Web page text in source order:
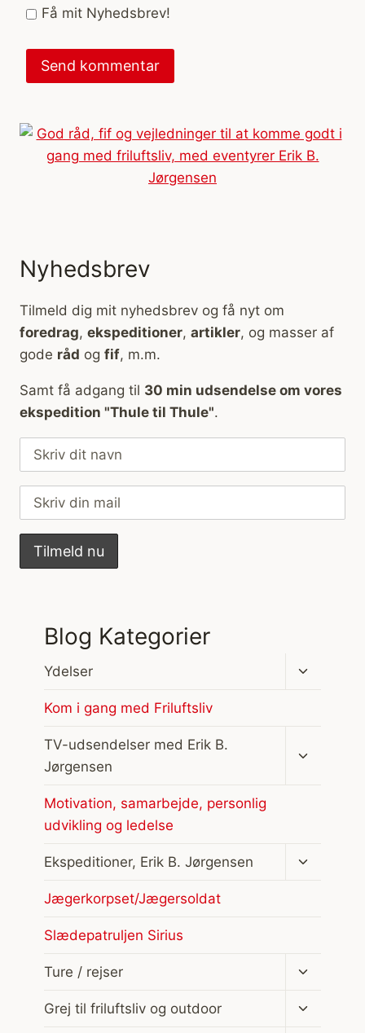
Få mit Nyhedsbrev!
Nyhedsbrev
Tilmeld dig mit nyhedsbrev og få nyt om
foredrag, ekspeditioner, artikler, og masser af
gode råd og fif, m.m.
Samt få adgang til 30 min udsendelse om vores
ekspedition "Thule til Thule".
Blog Kategorier
Ydelser
Skift
Kom i gang med Friluftsliv
TV-udsendelser med Erik B.
Jørgensen
Motivation, samarbejde, personlig
udvikling og ledelse
Ekspeditioner, Erik B. Jørgensen
Skift
Jægerkorpset/Jægersoldat
Slædepatruljen Sirius
Ture / rejser
Skift
Grej til friluftsliv og outdoor
Skift